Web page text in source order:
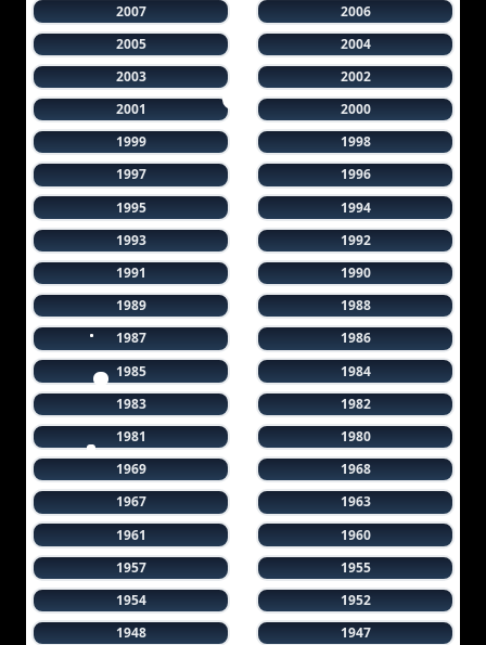
2007
2006
2005
2004
2003
2002
2001
2000
1999
1998
1997
1996
1995
1994
1993
1992
1991
1990
1989
1988
1987
1986
1985
1984
1983
1982
1981
1980
1969
1968
1967
1963
1961
1960
1957
1955
1954
1952
1948
1947